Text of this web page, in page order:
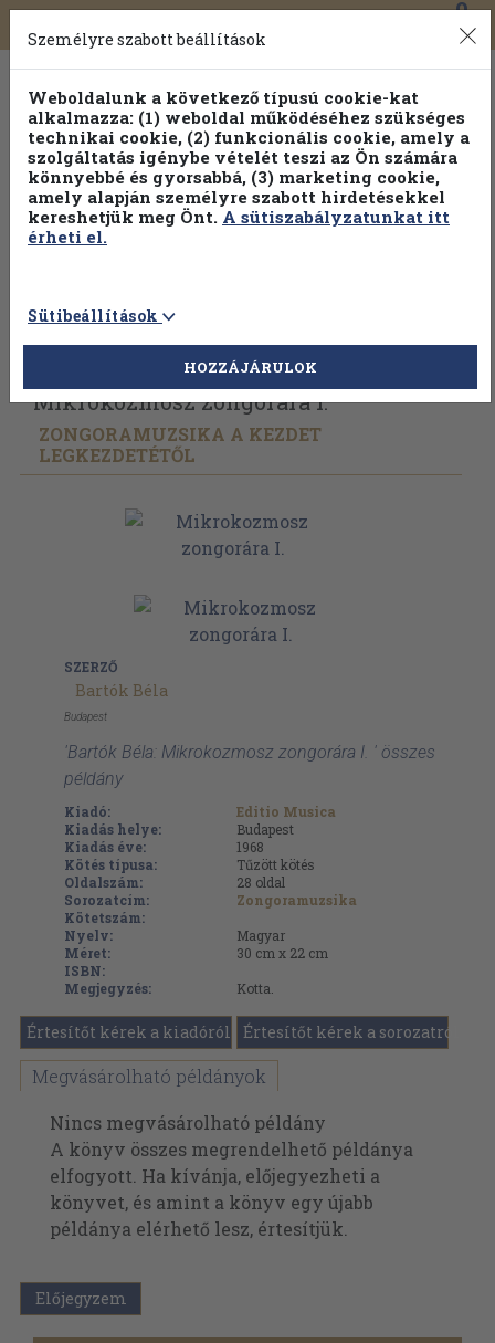
Toggle
navigation
0
Vissza az előző oldalra Válasszon példányt
Mikrokozmosz zongorára I.
ZONGORAMUZSIKA A KEZDET
LEGKEZDETÉTŐL
SZERZŐ
Bartók Béla
Budapest
'Bartók Béla: Mikrokozmosz zongorára I. ' összes
példány
Kiadó:
Editio Musica
Kiadás helye:
Budapest
Kiadás éve:
1968
Kötés típusa:
Tűzött kötés
Oldalszám:
28 oldal
Sorozatcím:
Zongoramuzsika
Kötetszám:
Nyelv:
Magyar
Méret:
30 cm x 22 cm
ISBN:
Megjegyzés:
Kotta.
Értesítőt kérek a kiadóról Értesítőt kérek a sorozatról
Megvásárolható példányok
Nincs megvásárolható példány
A könyv összes megrendelhető példánya
elfogyott. Ha kívánja, előjegyezheti a
könyvet, és amint a könyv egy újabb
példánya elérhető lesz, értesítjük.
Előjegyzem
Személyre szabott beállítások
Weboldalunk a következő típusú cookie-kat
alkalmazza: (1) weboldal működéséhez szükséges
technikai cookie, (2) funkcionális cookie, amely a
szolgáltatás igénybe vételét teszi az Ön számára
könnyebbé és gyorsabbá, (3) marketing cookie,
amely alapján személyre szabott hirdetésekkel
kereshetjük meg Önt. A sütiszabályzatunkat itt
érheti el.
Sütibeállítások
HOZZÁJÁRULOK